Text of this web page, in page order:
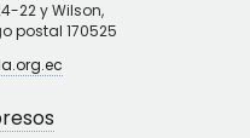
22 y Wilson,
postal 170525